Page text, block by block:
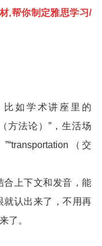
,帮你制定雅思学习/
如学术讲座里的
方法论）”，生活场
（交
合上下文和发音，能
就认出来了，不用再
了。